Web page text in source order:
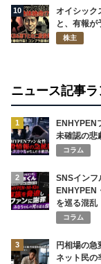
10
オイシック
と、有報が
株主
ニュース記事
1
ENHYPEN
未確認の悲
コラム
2
SNSインフ
ENHYPEN
を巡る混乱
コラム
3
円相場の急
ネット民の